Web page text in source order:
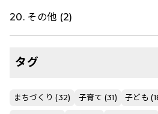
20. その他 (2)
タグ
まちづくり (32) 子育て (31) 子ども